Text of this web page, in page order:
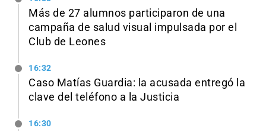
Más de 27 alumnos participaron de una
campaña de salud visual impulsada por el
Club de Leones
16:32
Caso Matías Guardia: la acusada entregó la
clave del teléfono a la Justicia
16:30